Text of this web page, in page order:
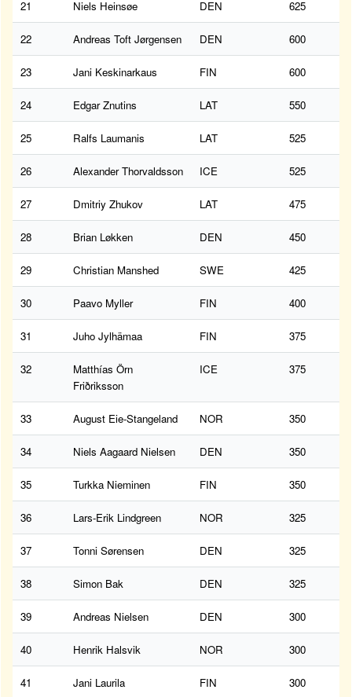
21 Niels Heinsøe DEN 625
22 Andreas Toft Jørgensen DEN 600
23 Jani Keskinarkaus FIN 600
24 Edgar Znutins LAT 550
25 Ralfs Laumanis LAT 525
26 Alexander Thorvaldsson ICE 525
27 Dmitriy Zhukov LAT 475
28 Brian Løkken DEN 450
29 Christian Manshed SWE 425
30 Paavo Myller FIN 400
31 Juho Jylhämaa FIN 375
32
Matthías Örn
Friðriksson
ICE 375
33 August Eie-Stangeland NOR 350
34 Niels Aagaard Nielsen DEN 350
35 Turkka Nieminen FIN 350
36 Lars-Erik Lindgreen NOR 325
37 Tonni Sørensen DEN 325
38 Simon Bak DEN 325
39 Andreas Nielsen DEN 300
40 Henrik Halsvik NOR 300
41 Jani Laurila FIN 300